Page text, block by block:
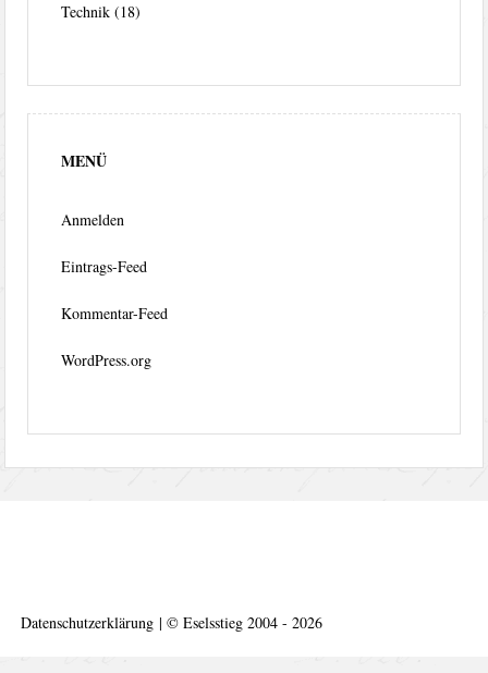
Technik (18)
MENÜ
Anmelden
Eintrags-Feed
Kommentar-Feed
WordPress.org
Datenschutzerklärung | ©Eselsstieg 2004 - 2026